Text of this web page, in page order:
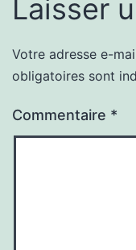
Laisser
Votre adresse e-
obligatoires sont
Commentaire *